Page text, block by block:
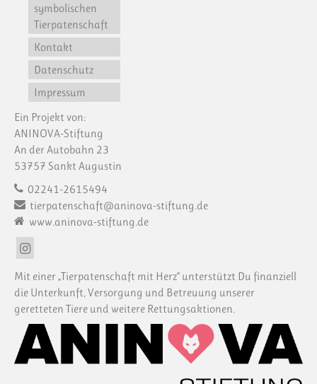
symbolischen
Tierpatenschaft
Kontakt
Datenschutz
Impressum
Ein Projekt von:
ANINOVA-Stiftung
An der Autobahn 23
53757 Sankt Augustin
02241-2615494
tierpatenschaft@aninova-stiftung.de
www.aninova-stiftung.de
Mit einer „Tierpatenschaft mit Herz“ unterstützt Du finanziell
die Unterkunft, Versorgung und Betreuung unserer
geretteten Tiere und weitere Rettungsaktionen.